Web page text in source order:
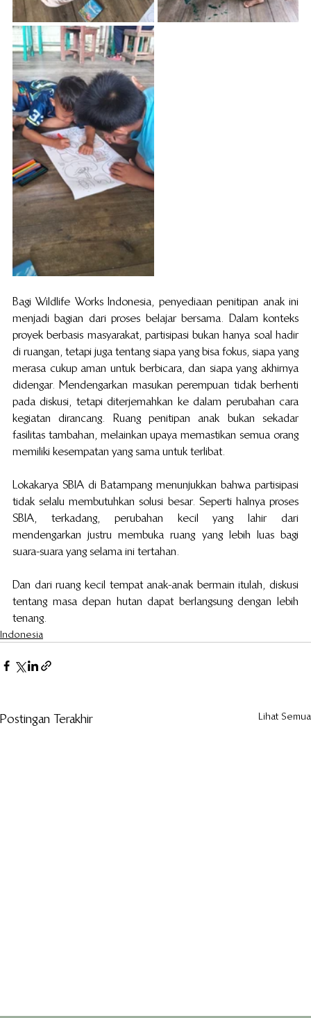
Bagi Wildlife Works Indonesia, penyediaan penitipan anak ini
menjadi bagian dari proses belajar bersama. Dalam konteks
proyek berbasis masyarakat, partisipasi bukan hanya soal hadir
di ruangan, tetapi juga tentang siapa yang bisa fokus, siapa yang
merasa cukup aman untuk berbicara, dan siapa yang akhirnya
didengar. Mendengarkan masukan perempuan tidak berhenti
pada diskusi, tetapi diterjemahkan ke dalam perubahan cara
kegiatan dirancang. Ruang penitipan anak bukan sekadar
fasilitas tambahan, melainkan upaya memastikan semua orang
memiliki kesempatan yang sama untuk terlibat.
Lokakarya SBIA di Batampang menunjukkan bahwa partisipasi
tidak selalu membutuhkan solusi besar. Seperti halnya proses
SBIA, terkadang, perubahan kecil yang lahir dari
mendengarkan justru membuka ruang yang lebih luas bagi
suara-suara yang selama ini tertahan.
Dan dari ruang kecil tempat anak-anak bermain itulah, diskusi
tentang masa depan hutan dapat berlangsung dengan lebih
tenang.
Indonesia
Postingan Terakhir Lihat Semua